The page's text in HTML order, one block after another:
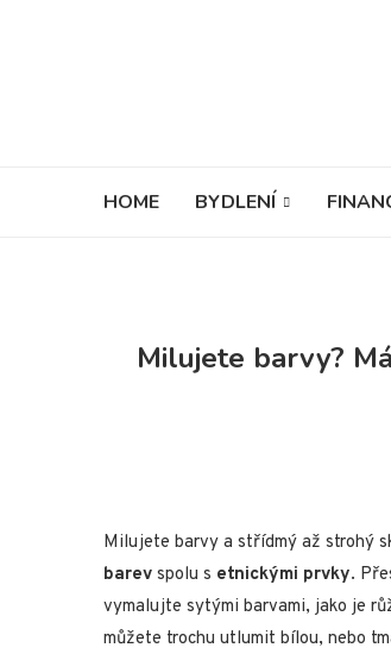
HOME BYDLENÍ
Milujete barvy?
Milujete barvy a střídmý až strohý
barev spolu s etnickými prvky.
vymalujte sytými barvami, jako je
můžete trochu utlumit bílou, nebo